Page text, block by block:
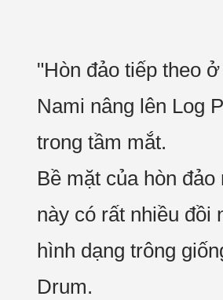
"Hòn đảo tiếp theo
Nami nâng lên Log
trong tầm mắt.
Bề mặt của hòn
này có rất nhiều đồi
hình dạng trông
Drum.